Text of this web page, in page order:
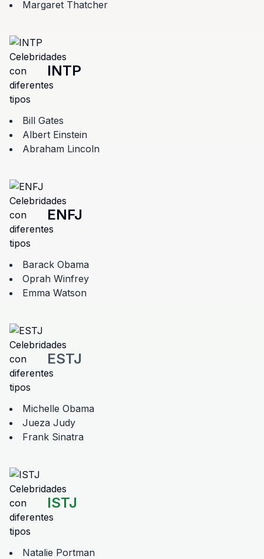
Margaret Thatcher
INTP
Bill Gates
Albert Einstein
Abraham Lincoln
ENFJ
Barack Obama
Oprah Winfrey
Emma Watson
ESTJ
Michelle Obama
Jueza Judy
Frank Sinatra
ISTJ
Natalie Portman